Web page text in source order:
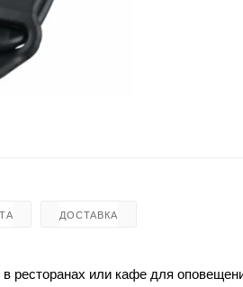
ДОСТАВКА
ресторанах или кафе для